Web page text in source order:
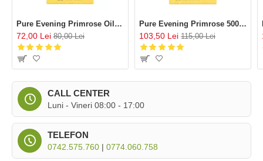
CALL CENTER
Luni - Vineri 08:00 - 17:00
TELEFON
0742.575.760 | 0774.060.758
Pure Evening Primrose Oil 1000mg (30 capsule), Efamol®
72,00 Lei 80,00 Lei
Pure Evening Primrose 500 mg (90 capsule), Efamol®
103,50 Lei 115,00 Lei